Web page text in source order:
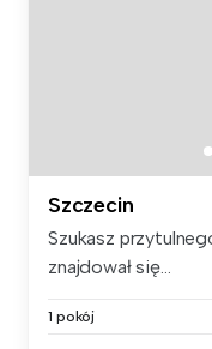
Szczecin
Szukasz
znajdował się...
1 pokój